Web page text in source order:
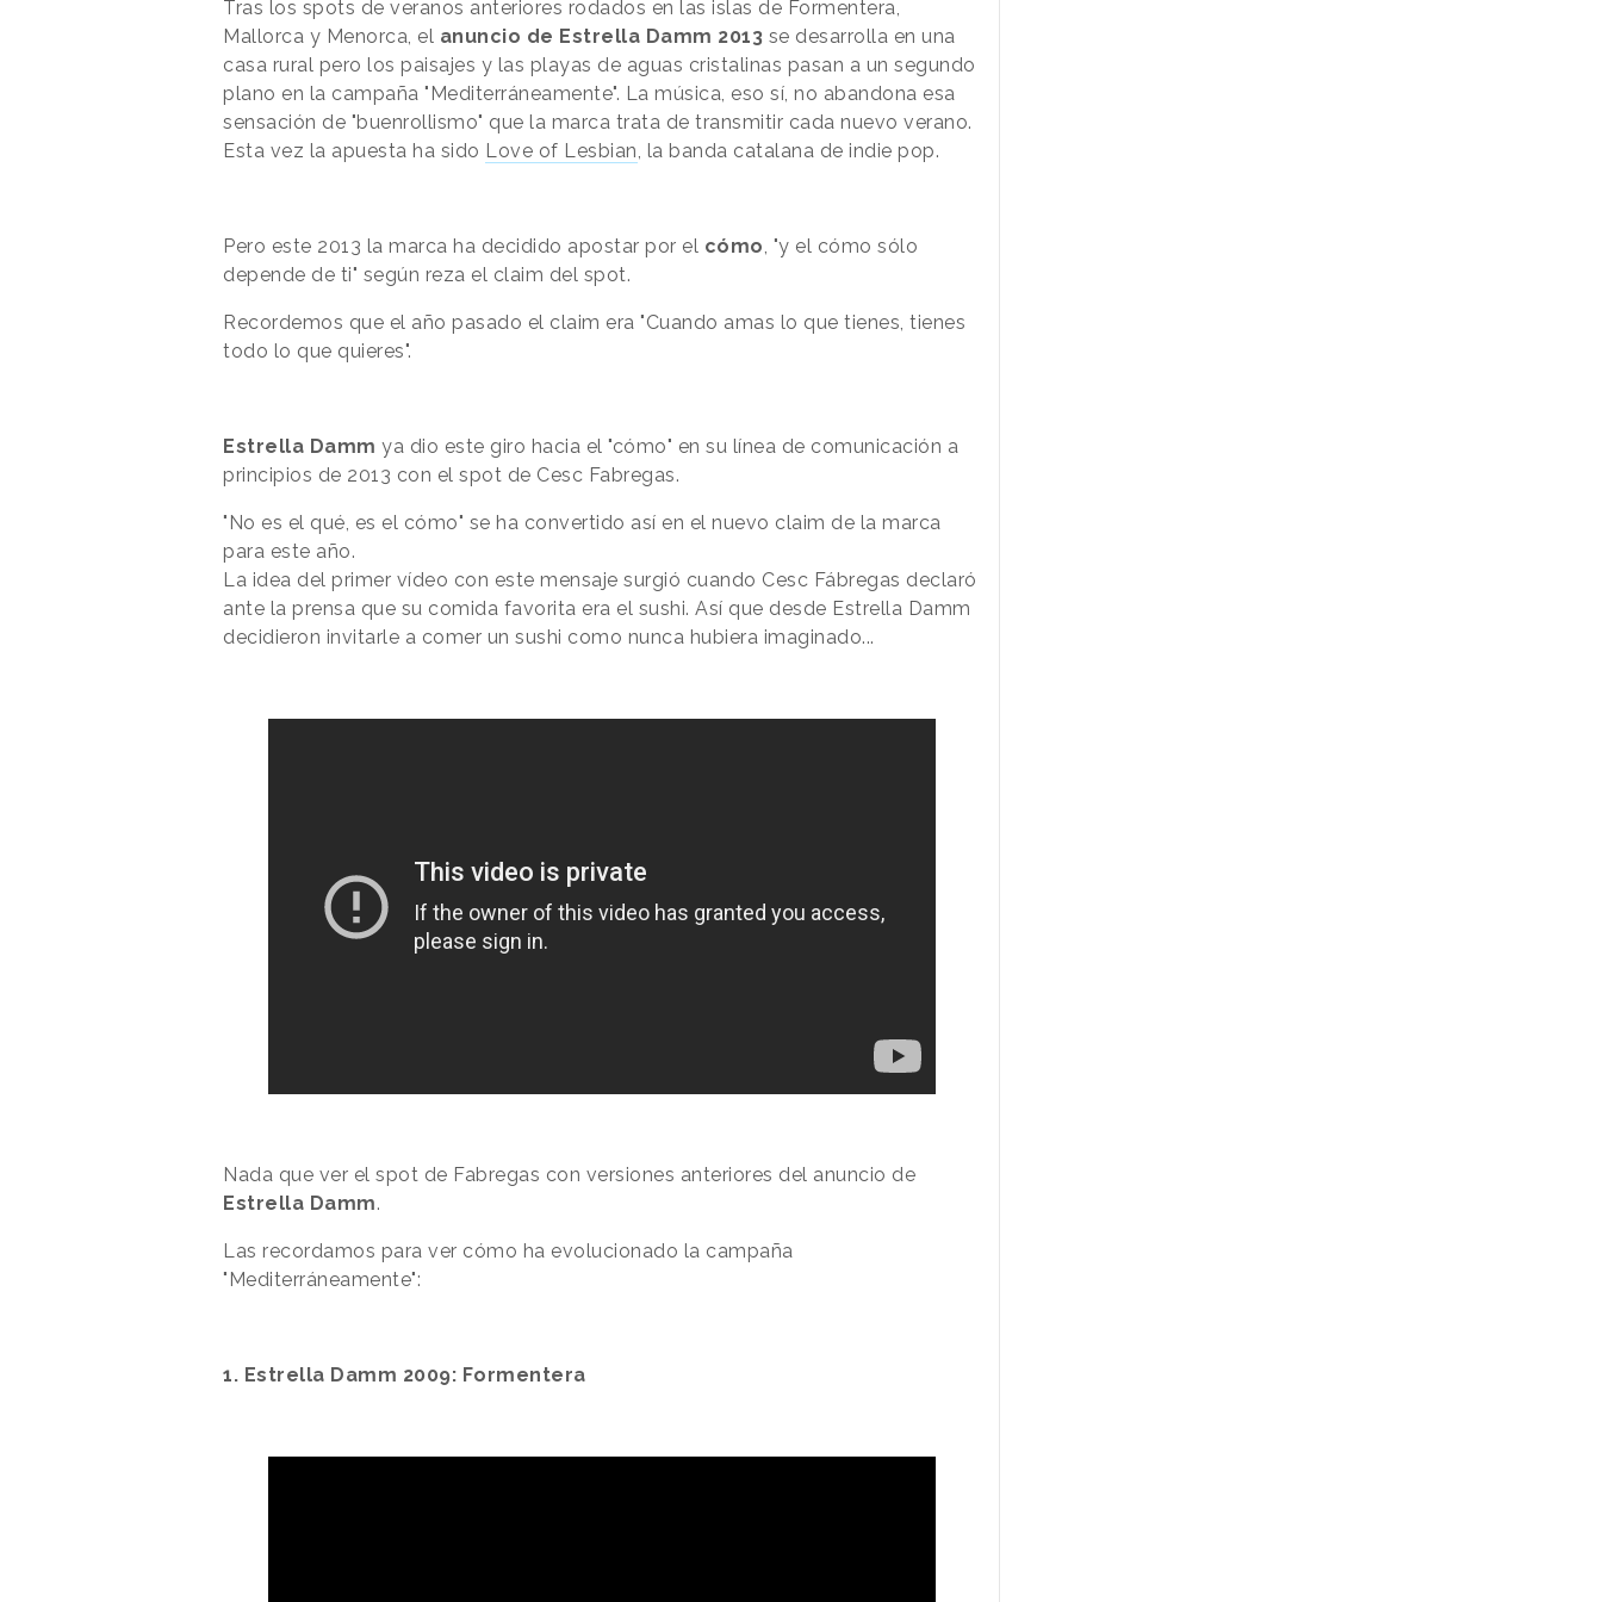
Tras los spots de veranos anteriores rodados en las islas de Formentera,
Mallorca y Menorca, el anuncio de Estrella Damm 2013 se desarrolla en una
casa rural pero los paisajes y las playas de aguas cristalinas pasan a un segundo
plano en la campaña "Mediterráneamente". La música, eso sí, no abandona esa
sensación de "buenrollismo" que la marca trata de transmitir cada nuevo verano.
Esta vez la apuesta ha sido Love of Lesbian , la banda catalana de indie pop.
Pero este 2013 la marca ha decidido apostar por el cómo , "y el cómo sólo
depende de ti" según reza el claim del spot.
Recordemos que el año pasado el claim era "Cuando amas lo que tienes, tienes
todo lo que quieres".
Estrella Damm ya dio este giro hacia el "cómo" en su línea de comunicación a
principios de 2013 con el spot de Cesc Fabregas.
"No es el qué, es el cómo" se ha convertido así en el nuevo claim de la marca
para este año.
La idea del primer vídeo con este mensaje surgió cuando Cesc Fábregas declaró
ante la prensa que su comida favorita era el sushi. Así que desde Estrella Damm
decidieron invitarle a comer un sushi como nunca hubiera imaginado...
Nada que ver el spot de Fabregas con versiones anteriores del anuncio de
Estrella Damm.
Las recordamos para ver cómo ha evolucionado la campaña
"Mediterráneamente":
1. Estrella Damm 2009: Formentera